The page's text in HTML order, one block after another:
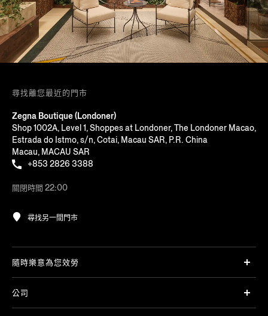
尋找離您最近的門市
Zegna Boutique (Londoner)
Shop 1002A, Level 1, Shoppes at Londoner, The Londoner Macao,
Estrada do Istmo, s/n, Cotai, Macau SAR, P.R. China
Macau, MACAU SAR
+853 2826 3388
關閉時間 22:00
尋找另一間門市
隨時樂意為您效勞
公司